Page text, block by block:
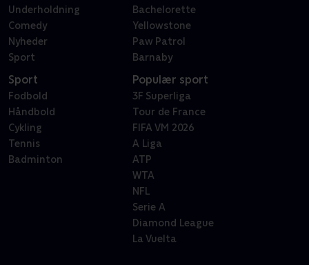
Underholdning
Comedy
Nyheder
Sport
Bachelorette
Yellowstone
Paw Patrol
Barnaby
Sport
Fodbold
Håndbold
Cykling
Tennis
Badminton
Populær sport
3F Superliga
Tour de France
FIFA VM 2026
A Liga
ATP
WTA
NFL
Serie A
Diamond League
La Vuelta